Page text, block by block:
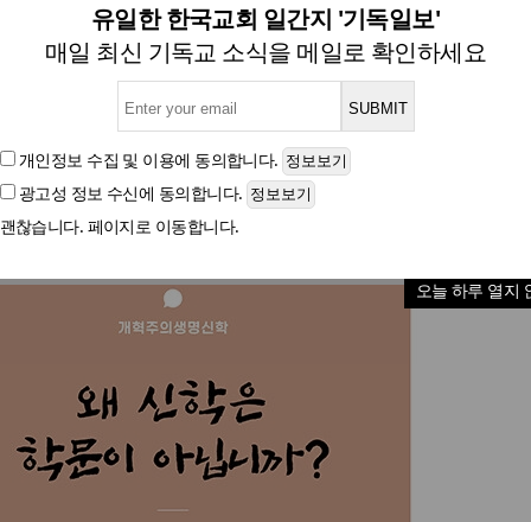
유일한 한국교회 일간지 '기독일보'
매일 최신 기독교 소식을 메일로 확인하세요
개인정보 수집 및 이용에 동의합니다.
광고성 정보 수신에 동의합니다.
괜찮습니다. 페이지로 이동합니다.
오늘 하루 열지
<8월, 작가들의 말말말>